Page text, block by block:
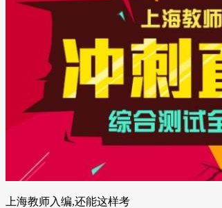
上海教师入编,还能这样考